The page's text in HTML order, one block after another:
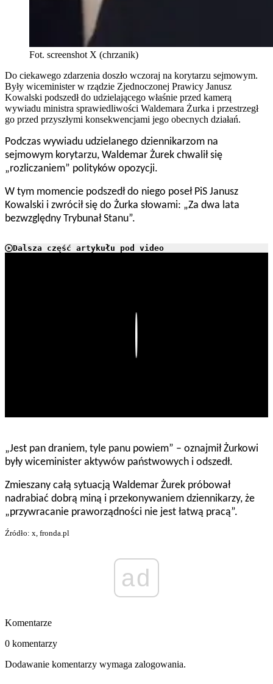
Fot. screenshot X (chrzanik)
Do ciekawego zdarzenia doszło wczoraj na korytarzu sejmowym.
Były wiceminister w rządzie Zjednoczonej Prawicy Janusz
Kowalski podszedł do udzielającego właśnie przed kamerą
wywiadu ministra sprawiedliwości Waldemara Żurka i przestrzegł
go przed przyszłymi konsekwencjami jego obecnych działań.
Podczas wywiadu udzielanego dziennikarzom na
sejmowym korytarzu, Waldemar Żurek chwalił się
„rozliczaniem” polityków opozycji.
W tym momencie podszedł do niego poseł PiS Janusz
Kowalski i zwrócił się do Żurka słowami: „Za dwa lata
bezwzględny Trybunał Stanu”.
Dalsza część artykułu pod video
„Jest pan draniem, tyle panu powiem” – oznajmił Żurkowi
były wiceminister aktywów państwowych i odszedł.
Zmieszany całą sytuacją Waldemar Żurek próbował
nadrabiać dobrą miną i przekonywaniem dziennikarzy, że
„przywracanie praworządności nie jest łatwą pracą”.
Źródło: x, fronda.pl
ad
Komentarze
0 komentarzy
Dodawanie komentarzy wymaga zalogowania.